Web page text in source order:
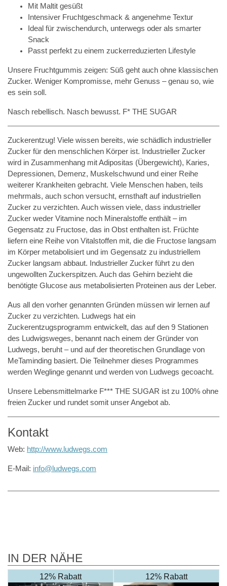
Mit Maltit gesüßt
Intensiver Fruchtgeschmack & angenehme Textur
Ideal für zwischendurch, unterwegs oder als smarter
Snack
Passt perfekt zu einem zuckerreduzierten Lifestyle
Unsere Fruchtgummis zeigen: Süß geht auch ohne klassischen
Zucker. Weniger Kompromisse, mehr Genuss – genau so, wie
es sein soll.
Nasch rebellisch. Nasch bewusst. F* THE SUGAR
Zuckerentzug! Viele wissen bereits, wie schädlich industrieller
Zucker für den menschlichen Körper ist. Industrieller Zucker
wird in Zusammenhang mit Adipositas (Übergewicht), Karies,
Depressionen, Demenz, Muskelschwund und einer Reihe
weiterer Krankheiten gebracht. Viele Menschen haben, teils
mehrmals, auch schon versucht, ernsthaft auf industriellen
Zucker zu verzichten. Auch wissen viele, dass industrieller
Zucker weder Vitamine noch Mineralstoffe enthält – im
Gegensatz zu Fructose, das in Obst enthalten ist. Früchte
liefern eine Reihe von Vitalstoffen mit, die die Fructose langsam
im Körper metabolisiert und im Gegensatz zu industriellem
Zucker langsam abbaut. Industrieller Zucker führt zu den
ungewollten Zuckerspitzen. Auch das Gehirn bezieht die
benötigte Glucose aus metabolisierten Proteinen aus der Leber.
Aus all den vorher genannten Gründen müssen wir lernen auf
Zucker zu verzichten. Ludwegs hat ein
Zuckerentzugsprogramm entwickelt, das auf den 9 Stationen
des Ludwigsweges, benannt nach einem der Gründer von
Ludwegs, beruht – und auf der theoretischen Grundlage von
MeTaminding basiert. Die Teilnehmer dieses Programmes
werden Weglinge genannt und werden von Ludwegs gecoacht.
Unsere Lebensmittelmarke F*** THE SUGAR ist zu 100% ohne
freien Zucker und rundet somit unser Angebot ab.
Kontakt
Web: http://www.ludwegs.com
E-Mail: info@ludwegs.com
IN DER NÄHE
12% Rabatt 12% Rabatt